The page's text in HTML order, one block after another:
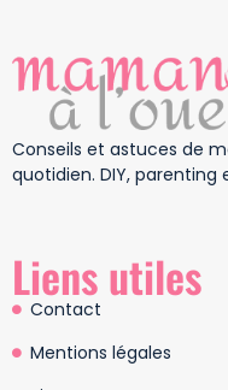
Conseils et astuces de
quotidien. DIY, parenting
Liens utiles
Contact
Mentions légales